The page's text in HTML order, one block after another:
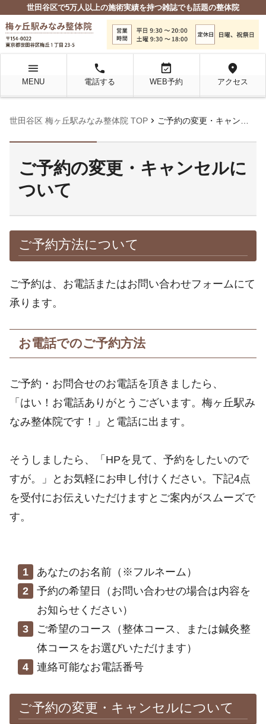
世田谷区で5万人以上の施術実績を持つ雑誌でも話題の整体院
menu
MENU
local_phone
電話する
event_available
WEB予約
location_on
アクセス
世田谷区 梅ヶ丘駅みなみ整体院 TOP chevron_right ご予約の変更・キャンセルについて
ご予約の変更・キャンセルに
ついて
ご予約方法について
ご予約は、お電話またはお問い合わせフォームにて
承ります。
お電話でのご予約方法
ご予約・お問合せのお電話を頂きましたら、
「はい！お電話ありがとうございます。梅ヶ丘駅み
なみ整体院です！」と電話に出ます。
そうしましたら、「HPを見て、予約をしたいので
すが。」とお気軽にお申し付けください。下記4点
を受付にお伝えいただけますとご案内がスムーズで
す。
あなたのお名前（※フルネーム）
予約の希望日（お問い合わせの場合は内容を
お知らせください）
ご希望のコース（整体コース、または鍼灸整
体コースをお選びいただけます）
連絡可能なお電話番号
ご予約の変更・キャンセルについて